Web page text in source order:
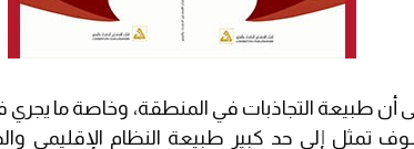
أن طبيعة التجاذبات في المنطقة، وخاصة ما
تمثل إلى حد كبير طبيعة النظام الإقليمي